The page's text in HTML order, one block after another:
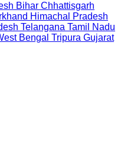
Bihar Chhattisgarh
Himachal Pradesh
Telangana Tamil Nadu
Bengal Tripura Gujarat